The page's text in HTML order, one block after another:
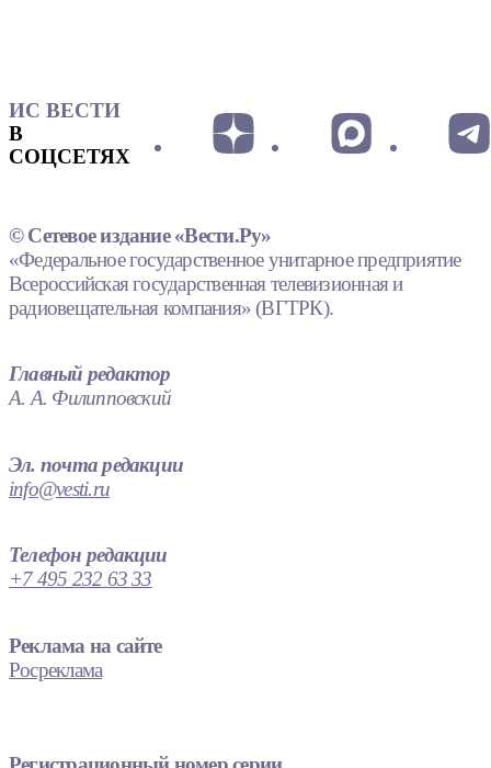
ИС ВЕСТИ
В
СОЦСЕТЯХ
© Сетевое издание «Вести.Ру»
«Федеральное государственное унитарное предприятие
Всероссийская государственная телевизионная и
радиовещательная компания» (ВГТРК).
Главный редактор
А. А. Филипповский
Эл. почта редакции
info@vesti.ru
Телефон редакции
+7 495 232 63 33
Реклама на сайте
Росреклама